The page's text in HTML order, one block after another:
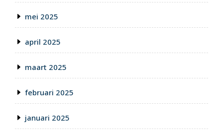
mei 2025
april 2025
maart 2025
februari 2025
januari 2025